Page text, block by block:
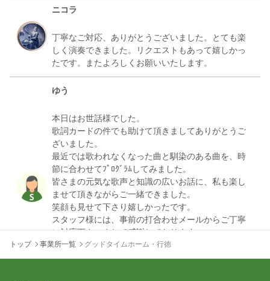
ニコラ
丁寧なご対応、ありがとうございました。とても楽
しく演奏できました。リクエストもあって嬉しかっ
ゆう
本日はお世話様でした。
歌詞カードの件でも助けて頂きましてありがとうご
ざいました。
最近では歌われなくなった曲と馴染のある曲を、時
節に合わせてﾌﾟﾛｸﾞﾗﾑしてみました。
皆さまの元気な歌声と知識の広いお話に、私も楽し
ませて頂きながらご一緒できました。
笑顔も見せて下さり嬉しかったです。
スタッフ様には、事前の打合わせメールからご丁寧
に対応下さいまして感謝しております。
ありがとうございました。
また機会がありましたら是非宜しくお願い致しま
トップ 事業所一覧 グッドタイムホーム・行徳